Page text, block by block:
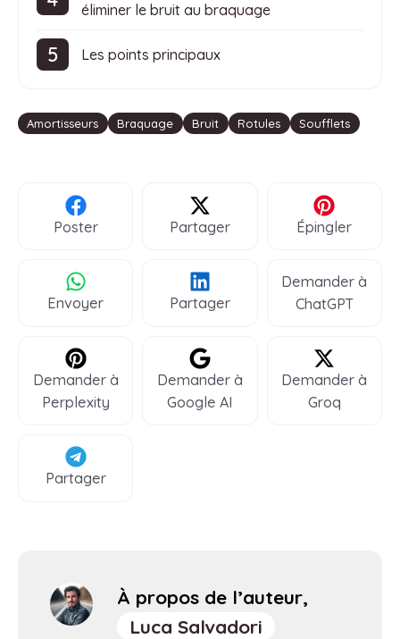
éliminer le bruit au braquage
Les points principaux
Étiquettes
Amortisseurs Braquage Bruit Rotules Soufflets
Poster Partager Épingler
Envoyer Partager
Demander à
ChatGPT
Demander à
Perplexity
Demander à
Google AI
Demander à
Groq
Partager
À propos de l’auteur,
Luca Salvadori